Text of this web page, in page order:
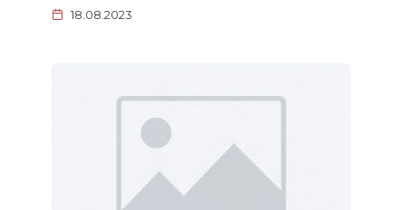
18.08.2023